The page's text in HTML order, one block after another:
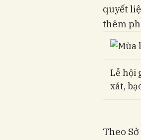
quyết
thêm
Lễ hội
xát,
Theo